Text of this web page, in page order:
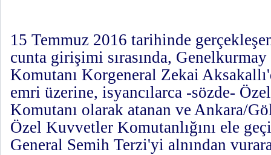
15 Temmuz 2016 tarihinde
cunta girişimi sırasında,
Komutanı Korgeneral Zekai
emri üzerine, isyancılarca -sözde-
Komutanı olarak atanan ve Ankara/
Özel Kuvvetler Komutanlığını ele
General Semih Terzi'yi alnından